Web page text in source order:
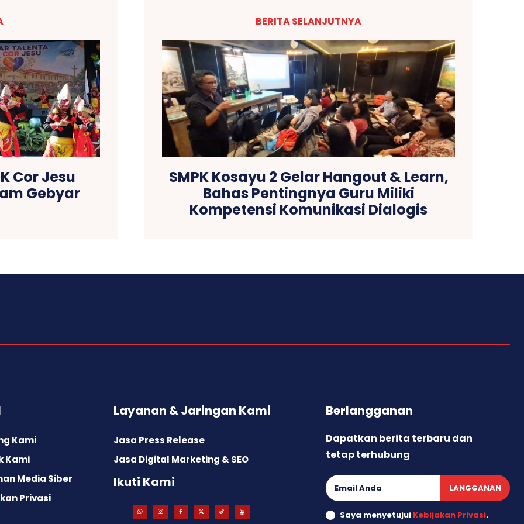
Cor Jesu
Gebyar
BERITA SELANJUTNYA
SMPK Kosayu 2 Gelar Hangout & Learn,
Bahas Pentingnya Guru Miliki
Kompetensi Komunikasi Dialogis
Kami
Kami
Media Siber
Privasi
Layanan & Jaringan Kami
Jasa Press Release
Jasa Digital Marketing & SEO
Ikuti Kami
Berlangganan
Dapatkan berita terbaru dan
tetap terhubung
LANGGANAN
Saya menyetujui Kebijakan Privasi.